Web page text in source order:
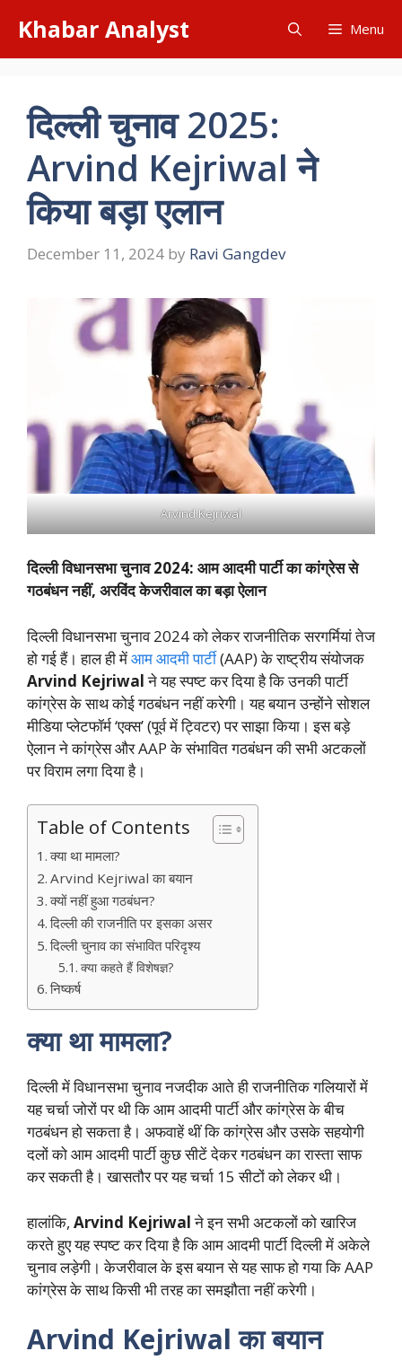
content
Khabar Analyst Menu
दिल्ली चुनाव 2025:
Arvind Kejriwal ने
किया बड़ा एलान
December 11, 2024 by Ravi Gangdev
Arvind Kejriwal
दिल्ली विधानसभा चुनाव 2024: आम आदमी पार्टी का कांग्रेस से
गठबंधन नहीं, अरविंद केजरीवाल का बड़ा ऐलान
दिल्ली विधानसभा चुनाव 2024 को लेकर राजनीतिक सरगर्मियां तेज
हो गई हैं। हाल ही मेंआम आदमी पार्टी(AAP) के राष्ट्रीय संयोजक
Arvind Kejriwalने यह स्पष्ट कर दिया है कि उनकी पार्टी
कांग्रेस के साथ कोई गठबंधन नहीं करेगी। यह बयान उन्होंने सोशल
मीडिया प्लेटफॉर्म ‘एक्स’ (पूर्व में ट्विटर) पर साझा किया। इस बड़े
ऐलान ने कांग्रेस और AAP के संभावित गठबंधन की सभी अटकलों
पर विराम लगा दिया है।
Table of Contents
क्या था मामला?
Arvind Kejriwal का बयान
क्यों नहीं हुआ गठबंधन?
दिल्ली की राजनीति पर इसका असर
दिल्ली चुनाव का संभावित परिदृश्य
क्या कहते हैं विशेषज्ञ?
निष्कर्ष
क्या था मामला?
दिल्ली में विधानसभा चुनाव नजदीक आते ही राजनीतिक गलियारों में
यह चर्चा जोरों पर थी कि आम आदमी पार्टी और कांग्रेस के बीच
गठबंधन हो सकता है। अफवाहें थीं कि कांग्रेस और उसके सहयोगी
दलों को आम आदमी पार्टी कुछ सीटें देकर गठबंधन का रास्ता साफ
कर सकती है। खासतौर पर यह चर्चा 15 सीटों को लेकर थी।
हालांकि, Arvind Kejriwalने इन सभी अटकलों को खारिज
करते हुए यह स्पष्ट कर दिया है कि आम आदमी पार्टी दिल्ली में अकेले
चुनाव लड़ेगी। केजरीवाल के इस बयान से यह साफ हो गया कि AAP
कांग्रेस के साथ किसी भी तरह का समझौता नहीं करेगी।
Arvind Kejriwal का बयान